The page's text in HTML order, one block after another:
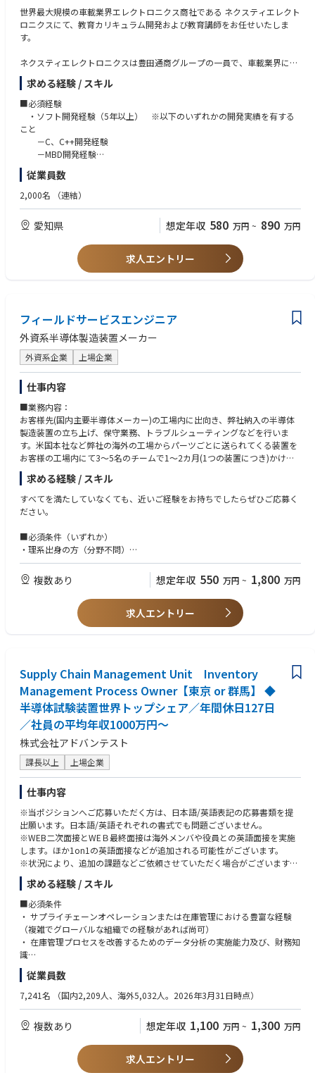
■参考動画・記事
＜記事＞
参考①：新たなコンセプトで先端ロジック半導体製造へ：ラピダスの小池
淳義社長に聞く
https://www.nippon.com/ja/in-depth/a09004/?cx_recs_click=true
＜参考動画＞
参考①：【半導体2023】今さら聞けない『Rapidusは何をやっている？』
＆業界各社の動きを徹底解説【TSMC】【サムスン】
https://www.youtube.com/watch?v=dQY-VjzvZUA
参考②：【Rapidus社長対談】Rapidusは今までにないビジネスモデルを
構築する!
https://www.youtube.com/watch?v=A1klwk6z2Qw
世界最大規模の⾞載業界エレクトロニクス商社である ネクスティエレクト
ロニクスにて、教育カリキュラム開発および教育講師をお任せいたしま
す。
ネクスティエレクトロニクスは豊田通商グループの一員で、⾞載業界にお
ける世界最大規模のエレクトロニクス商社です。
これまで以上に⾞載組込みソフトウェア開発の重要性が増しており、自動
運転を中心に、モデルベース開発、AI、ビックデータなどのソフトウェア
開発業務が拡大しています。
このような背景を踏まえ、ソフトウェアエンジニア育成教育のカリキュラ
ム開発エンジニア・教育講師のニーズがあり、以下のような業務がござい
・①C++、②C、Matlab/Simulink、③Flutter、C++による車載ソフト
開発（要件定義～検査まで）の実践カリキュラムの提案・開発
・①②③のカリキュラムに沿った教育講師
・案件獲得に向けた戦略立案、ソリューション提案
・国内外の委託先エンジニアの管理、育成
・MBD開発(主にパワトレ、シャシー、ボデー系)
・コネクティッド／マルチメディア、OTA
■講義対象：顧客向け（自動車業界：完成車Tier1,2など）
■出張：国内／海外あり
■仕事の魅力
・エンジニア育成を通じて社会全体の発展に寄与します。
自分の仕事が社会に与える影響を実感できるやりがいがあります。
・OEMと共に自動車開発の業務に参画することができます。
・新しい技術開発に弊社のパートナーと連携して開発に参画することが
出来ます。
一人では出来ない大きな仕事をチームとして実施できます。
・グローバルに活躍が可能です。弊社オフショア拠点であるタイや中国
に加え、
海外委託先などとの業務でグローバルに活躍することができます。
・転換期にある自動車業界において、あらたなビジネス戦略の立案に携
わることができます。
・展示会やセミナーへの参加を積極的に⽀援しており、技術調査や勉強
求める経験 / スキル
■必須経験
・ソフト開発経験（5年以上） ※以下のいずれかの開発実績を有する
こと
－C、C++開発経験
－MBD開発経験
－Flutter開発経験
－その他言語開発経験
・⾞載組込みソフト開発経験（5年以上）
・AI関連技術経験・知識
・OTA開発経験・知識
・MBSE開発経験・知識（SysML等モデリング言語開発含む）
・AWSによるサーバ構築／運用経験
・アジャイル開発、スクラム開発経験
・評価検証資格の保有
・プロセス（CMMI、PMP、Automotive-Spice)関連資格の保有
・応用情報技術者、エンベデッドシステムスペシャリスト、プロジェク
トマネージャ資格の保有
・３名以上のチームリーダー経験
・顧客折衝経験
・大規模プロジェクトマネジメント経験（複数チーム管理経験）
・エンジニア育成経験
■期待する人物像
・さまざまな環境変化に柔軟に対応できる人
・あるべき姿にむけて信念を貫き、自身で考え、判断、行動できる人
・最後まであきらめずにやりとおす、粘り強い精神力を持っている人
・エンジニアの育成に情熱を持っている人
従業員数
2,000名 （連結）
愛知県 想定年収 580 万円 ~ 890 万円
求人エントリー
フィールドサービスエンジニア
外資系半導体製造装置メーカー
外資系企業 上場企業
仕事内容
■業務内容：
お客様先(国内主要半導体メーカー)の工場内に出向き、弊社納入の半導体
製造装置の立ち上げ、保守業務、トラブルシューティングなどを行いま
す。米国本社など弊社の海外の工場からパーツごとに送られてくる装置を
お客様の工場内にて3～5名のチームで1～2カ月(1つの装置につき)かけて
セッティング(組立て)、基本性能の評価テストを実施し、本稼働までフォ
ローを行います。更に保守業務では定期メンテナンスサポートや装置のト
ラブル対応を行い、不具合発生時には、あらゆる角度から問題点を検証
し、的確なソリューションを提供します。
※米国が本社のため、メールにて英語で連絡をとって頂く可能性がありま
すが、翻訳機などを使いながらでの業務が可能でございますのでご安心く
■業務内容詳細
①カスタマーサポート、オンサイト業務：
・新規納入装置の立ち上げ：据え付け、組み立て、調整、性能確認
エスカレーション対応：
・国内テクニカルグループへのエスカレーションレポート作成
・US含むサポート部隊と連携による解決策の立案、実行、顧客報告
②稼働装置改善に関するサポート：
プロジェクト参加、データ取得、アイディアの立案、装置性能改善品の評
価、展開
③次世代装置導入サポート：プロジェクト参加
・立ち上げ、調整、性能確認
・故障対応
・評価サポート：データ取得、改善等
・量産機対応向け準備：不具合点フィードバック、手順書作成、必要治具
等
④その他
・品質問題レポート、問題レポート等作成
・安全、品質問題防止のための事前検知レポート作成
・顧客向け定例会議の資料作成、説明等
■入社後の充実した研修
スキルやキャッチアップ状況に応じて1～2カ月の研修があります。その後
は、OJTでフォローとなります。半年後位を目途に、装置を触り始め、2年
後目途に独り立ちを頂くイメージです。
■出張について
・出張無し拠点
北海道オフィス
広島オフィス
北上サービスセンター
四日市テクノロジーセンター※四日市拠点のみ入社後1～2年目に研修の一
環で北上への出張が生じる場合がございます。
・出張有り拠点
求める経験 / スキル
すべてを満たしていなくても、近いご経験をお持ちでしたらぜひご応募く
ださい。
■必須条件（いずれか）
・理系出身の方（分野不問）
・文系出身の方で、以下いずれかの実務経験をお持ちの方
サービスエンジニア、保全、製造、組立、加工、設備・装置の操作、トラ
ブルシューティング、品質管理、試験・評価、解析、機械いじりが伴う業
務、簡易プログラミング経験、顧客対応を含む技術系業務、ラインの管理
■歓迎条件（活かせる経験・知識）
機械／装置／設備のメンテナンス・保全経験
保全、組立、機械加工のご経験
検査装置を扱ったご経験
▼ 半導体・製造プロセス系
半導体製造装置メーカー、または半導体デバイスメーカーでの業務経験
生産技術、歩留まり改善、トラブル対応の経験
以下いずれかの製品・工程に関わった経験
Deposition（薄膜）
Etching（エッチング）
Wet Clean（洗浄）
PLP／パネル加工
▼ 電気・機械・設計・IT系
電気・機械図面、回路図、操作マニュアルの読解力
機械設計経験、CADの知識
電気設計、電気電子分野の知見
プログラミング経験（言語不問）
Linuxの知見
第二種電気主任技術者をお持ちの方
▼ コミュニケーション・調整力
顧客対応経験
社内外・多部門との連携、調整業務の経験
■語学スキルについて
英語の読み書きに抵抗がない方
（マニュアル理解、メール対応が中心。会話力は必須ではありません）
複数あり 想定年収 550 万円 ~ 1,800 万円
求人エントリー
Supply Chain Management Unit Inventory
Management Process Owner【東京 or 群馬】 ◆
半導体試験装置世界トップシェア／年間休日127日
／社員の平均年収1000万円～
株式会社アドバンテスト
課長以上 上場企業
仕事内容
※当ポジションへご応募いただく方は、日本語/英語表記の応募書類を提
出願います。日本語/英語それぞれの書式でも問題ございません。
※WEB二次面接とWEＢ最終面接は海外メンバや役員との英語面接を実施
します。ほか1on1の英語面接などが追加される可能性がございます。
※状況により、追加の課題などご依頼させていただく場合がございます。
■業務概要：
組織全体のEnd-to-Endの在庫管理プロセスの構築及び、最適化を行う責任
を担います。
この役割は、ビジネス目標、業務の実行、システムの機能との整合性を確
保し、Inventory Managementにおける継続的な改善、標準化、効率化を
推進します。
基本的な業務内容は以下の通りです。
・ 原材料、中間品、完成品の在庫に関するEnd-to-Endの在庫管理プロセ
スを設計し、売上の最大化と過剰・陳腐化在庫（E&O）の最小化を実現す
・ 業務プロセスが事業の成長および戦略的目標に沿って運用されることを
・ 関連部門との連携を通じて在庫管理に関わる業務の効率化を図る。
・ 関係者との合意に基づき、リスクと機会を考慮したバッファ在庫の維
求める経験 / スキル
■必須条件
・ サプライチェーンオペレーションまたは在庫管理における豊富な経験
（複雑でグローバルな組織での経験があれば尚可）
・ 在庫管理プロセスを改善するためのデータ分析の実施能力及び、財務知
識
・ 在庫管理プロセスの構築及び、展開を行った経験
・ Key userとして、在庫管理ツール(Oracle, SAPやその他ERP/WMSなど)を
使用した経験
ための、優れたコミュニケーションスキルとステーク
ホルダーマネジメントスキル。
・ 強力なリーダーシップと意思決定スキル、および優れた分析スキル
・ 自律した高い英語コミュニケーション能力（スピーキングとライティン
従業員数
7,241名 （国内2,209人、海外5,032人。2026年3月31日時点）
複数あり 想定年収 1,100 万円 ~ 1,300 万円
求人エントリー